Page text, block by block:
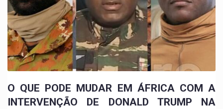
O QUE PODE MUDAR EM ÁFRICA COM A
INTERVENÇÃO DE DONALD TRUMP NA